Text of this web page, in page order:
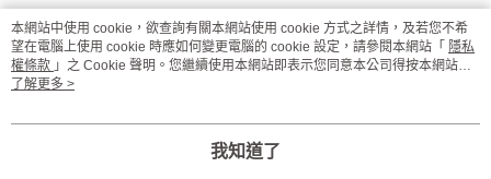
熱門標籤
本網站中使用 cookie，欲查詢有關本網站使用 cookie 方式之詳情，及若您不希
望在電腦上使用 cookie 時應如何變更電腦的 cookie 設定，請參閱本網站「 隱私
權條款 」之 Cookie 聲明。您繼續使用本網站即表示您同意本公司得按本網站使
用條款之 Cookie 聲明使用 cookie。
了解更多 >
我知道了